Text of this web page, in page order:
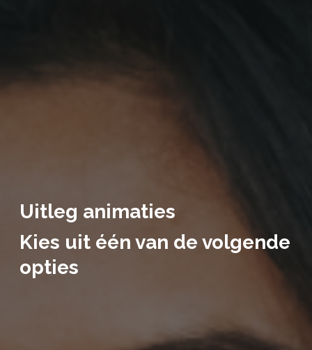
Uitleg animaties
Kies uit één van de volgende
opties